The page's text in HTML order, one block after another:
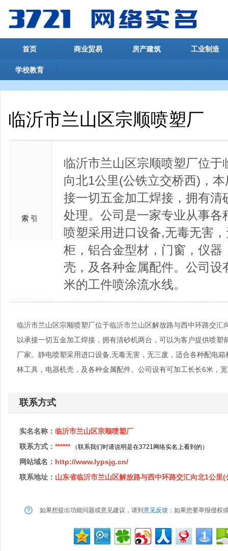
首页 商业贸易 房产建筑 工业制造
学校教育
临沂市兰山区宗顺喷塑厂
索 引
临沂市兰山区宗顺喷塑厂位
向北1公里(公铁立交桥西)，
接一切五金加工焊接，拥有
处理。公司是一家专业从事
喷塑采用进口设备,无毒无害
柜，铝合金型材，门窗，仪
壳，及各种金属配件。公司
米的工件喷涂流水线。
临沂市兰山区宗顺喷塑厂位于临沂市兰山区解放路与西中环路交
以承接一切五金加工焊接，拥有清砂机两台，可以为客户提供喷
厂家。静电喷塑采用进口设备,无毒无害，无三废，适合各种配电
林工具，电器机壳，及各种金属配件。公司设有可加工长长6米，
联系方式
实名名称： 临沂市兰山区宗顺喷塑厂
联系方式： ******（联系我们时请说明是在3721网络实名上看到的）
网站域名： http://www.lypsjg.cn/
联系地址： 山东省临沂市兰山区解放路与西中环路交汇向北1公里(
如果想提出功能问题或意见建议，请到 意见反馈 ；如果您要举报侵权